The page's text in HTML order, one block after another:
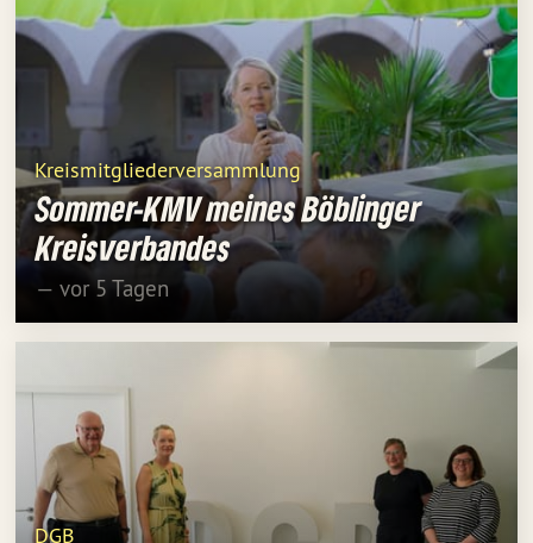
Kreismitgliederversammlung
Sommer-KMV meines Böblinger
Kreisverbandes
— vor 5 Tagen
DGB